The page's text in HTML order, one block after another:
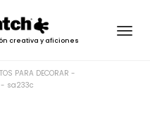
creativa y aficiones
PARA DECORAR -
sa233c